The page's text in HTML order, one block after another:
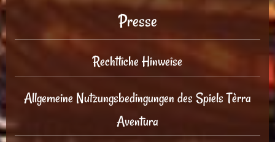
Presse
Rechtliche Hinweise
Allgemeine Nutzungsbedingungen des Spiels Tèrra
Aventura